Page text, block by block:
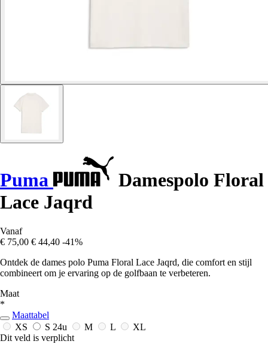
Puma
Damespolo Floral
Lace Jaqrd
Vanaf
€ 75,00 € 44,40 -41%
Ontdek de dames polo Puma Floral Lace Jaqrd, die comfort en stijl
combineert om je ervaring op de golfbaan te verbeteren.
Maat
*
Maattabel
XS
S 24u M L
XL
Dit veld is verplicht